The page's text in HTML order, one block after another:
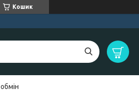
Кошик